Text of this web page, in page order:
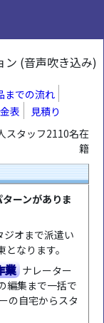
ン (音声吹き込み)
までの流れ
表
見積り
スタッフ2110名在
籍
ーンがありま
オまで派遣い
なります。
業 ナレーター
編集まで一括で
の自宅からスタ